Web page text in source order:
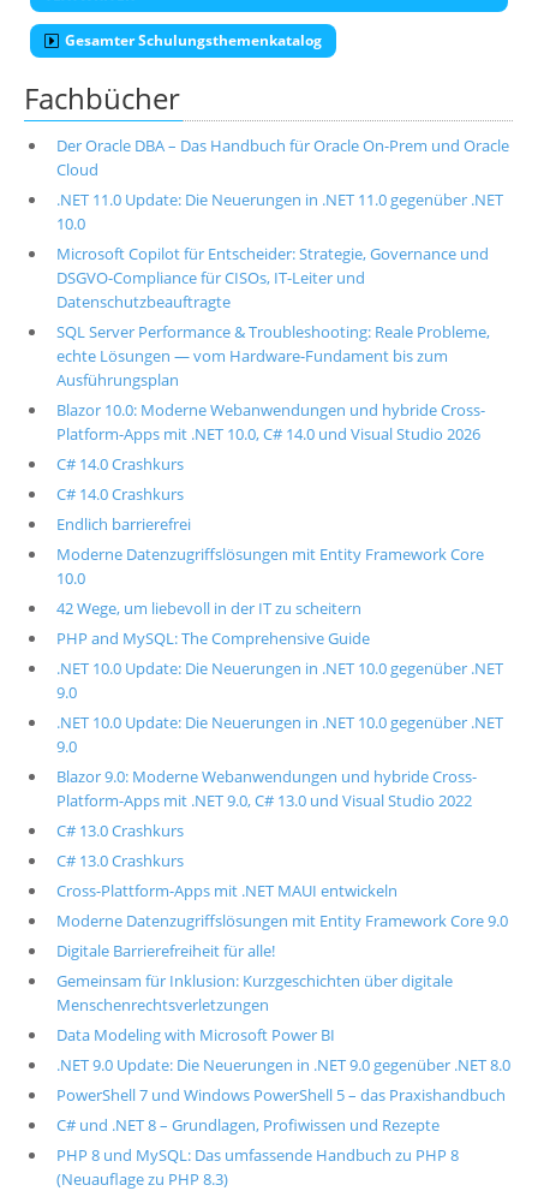
Gesamter Schulungsthemenkatalog
Fachbücher
Der Oracle DBA – Das Handbuch für Oracle On-Prem und Oracle
Cloud
.NET 11.0 Update: Die Neuerungen in .NET 11.0 gegenüber .NET
10.0
Microsoft Copilot für Entscheider: Strategie, Governance und
DSGVO-Compliance für CISOs, IT-Leiter und
Datenschutzbeauftragte
SQL Server Performance & Troubleshooting: Reale Probleme,
echte Lösungen — vom Hardware-Fundament bis zum
Ausführungsplan
Blazor 10.0: Moderne Webanwendungen und hybride Cross-
Platform-Apps mit .NET 10.0, C# 14.0 und Visual Studio 2026
C# 14.0 Crashkurs
C# 14.0 Crashkurs
Endlich barrierefrei
Moderne Datenzugriffslösungen mit Entity Framework Core
10.0
42 Wege, um liebevoll in der IT zu scheitern
PHP and MySQL: The Comprehensive Guide
.NET 10.0 Update: Die Neuerungen in .NET 10.0 gegenüber .NET
9.0
.NET 10.0 Update: Die Neuerungen in .NET 10.0 gegenüber .NET
9.0
Blazor 9.0: Moderne Webanwendungen und hybride Cross-
Platform-Apps mit .NET 9.0, C# 13.0 und Visual Studio 2022
C# 13.0 Crashkurs
C# 13.0 Crashkurs
Cross-Plattform-Apps mit .NET MAUI entwickeln
Moderne Datenzugriffslösungen mit Entity Framework Core 9.0
Digitale Barrierefreiheit für alle!
Gemeinsam für Inklusion: Kurzgeschichten über digitale
Menschenrechtsverletzungen
Data Modeling with Microsoft Power BI
.NET 9.0 Update: Die Neuerungen in .NET 9.0 gegenüber .NET 8.0
PowerShell 7 und Windows PowerShell 5 – das Praxishandbuch
C# und .NET 8 – Grundlagen, Profiwissen und Rezepte
PHP 8 und MySQL: Das umfassende Handbuch zu PHP 8
(Neuauflage zu PHP 8.3)